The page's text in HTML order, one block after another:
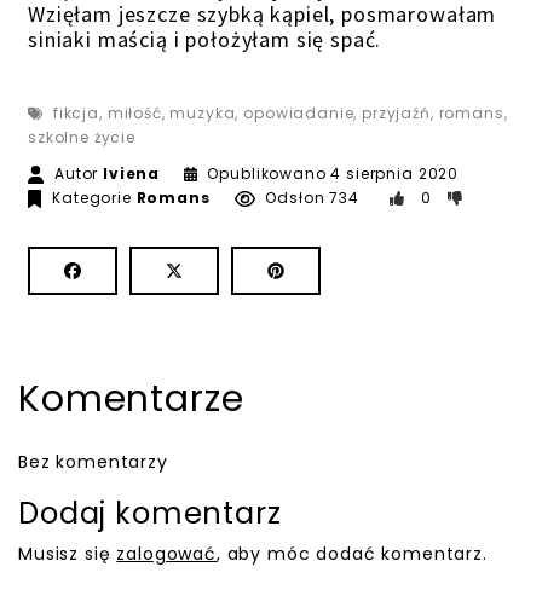
Wzięłam jeszcze szybką kąpiel, posmarowałam
siniaki maścią i położyłam się spać.
fikcja, miłość, muzyka, opowiadanie, przyjaźń, romans,
szkolne życie
Autor Iviena Opublikowano4 sierpnia 2020
Kategorie Romans Odsłon 734 0
Komentarze
Bez komentarzy
Dodaj komentarz
Musisz się zalogować, aby móc dodać komentarz.